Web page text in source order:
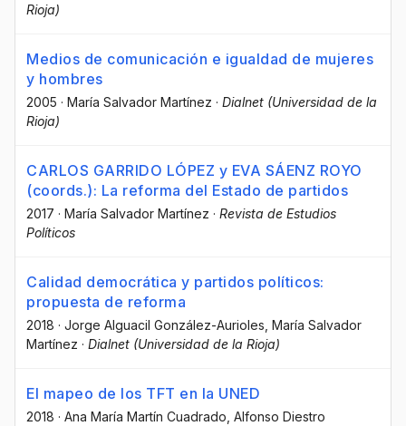
Rioja)
Medios de comunicación e igualdad de mujeres
y hombres
2005 · María Salvador Martínez · Dialnet (Universidad de la
Rioja)
CARLOS GARRIDO LÓPEZ y EVA SÁENZ ROYO
(coords.): La reforma del Estado de partidos
2017 · María Salvador Martínez · Revista de Estudios
Políticos
Calidad democrática y partidos políticos:
propuesta de reforma
2018 · Jorge Alguacil González-Aurioles , María Salvador
Martínez · Dialnet (Universidad de la Rioja)
El mapeo de los TFT en la UNED
2018 · Ana María Martín Cuadrado , Alfonso Diestro